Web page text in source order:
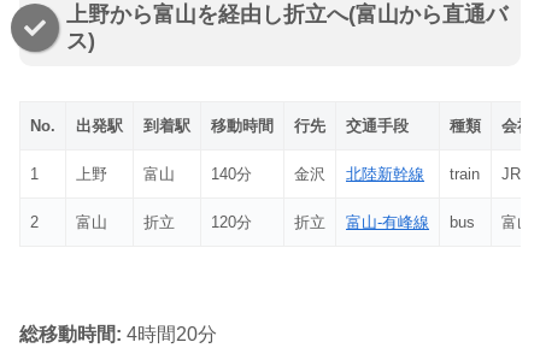
上野から富山を経由し折立へ(富山から直通バ
ス)
No. 出発駅 到着駅 移動時間 行先 交通手段 種類 会社
1 上野 富山 140分 金沢 北陸新幹線 train JR東
2 富山 折立 120分 折立 富山-有峰線 bus 富山
総移動時間: 4時間20分